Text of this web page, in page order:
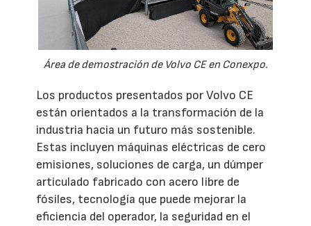
Área de demostración de Volvo CE en Conexpo.
Los productos presentados por Volvo CE
están orientados a la transformación de la
industria hacia un futuro más sostenible.
Estas incluyen máquinas eléctricas de cero
emisiones, soluciones de carga, un dúmper
articulado fabricado con acero libre de
fósiles, tecnología que puede mejorar la
eficiencia del operador, la seguridad en el